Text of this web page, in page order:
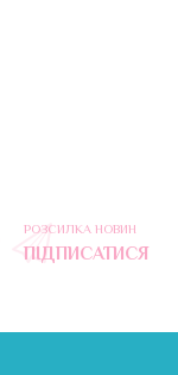
РОЗСИЛКА НОВИН
ПІДПИСАТИСЯ